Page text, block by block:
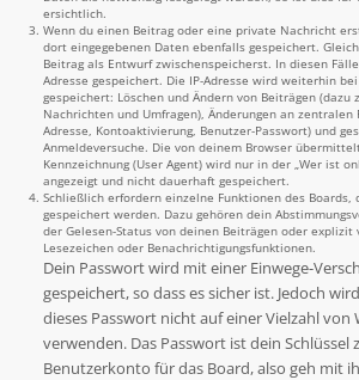
ersichtlich.
Wenn du einen Beitrag oder eine private Nachricht
dort eingegebenen Daten ebenfalls gespeichert.
Beitrag als Entwurf zwischenspeicherst. In diesen
Adresse gespeichert. Die IP-Adresse wird weiterhin
gespeichert: Löschen und Ändern von Beiträgen (dazu
Nachrichten und Umfragen), Änderungen an zentralen
Adresse, Kontoaktivierung, Benutzer-Passwort) und
Anmeldeversuche. Die von deinem Browser
Kennzeichnung (User Agent) wird nur in der „Wer ist
angezeigt und nicht dauerhaft gespeichert.
Schließlich erfordern einzelne Funktionen des Boards,
gespeichert werden. Dazu gehören dein
der Gelesen-Status von deinen Beiträgen oder explizit
Lesezeichen oder Benachrichtigungsfunktionen.
Dein Passwort wird mit einer Einwege-
gespeichert, so dass es sicher ist. Jedoch
dieses Passwort nicht auf einer Vielzahl von
verwenden. Das Passwort ist dein Schlüssel
Benutzerkonto für das Board, also geh mit